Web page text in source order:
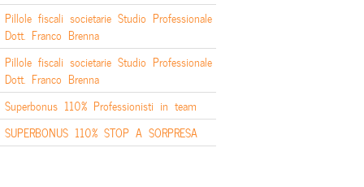
Pillole fiscali societarie Studio Professionale
Dott. Franco Brenna
Pillole fiscali societarie Studio Professionale
Dott. Franco Brenna
Superbonus 110% Professionisti in team
SUPERBONUS 110% STOP A SORPRESA